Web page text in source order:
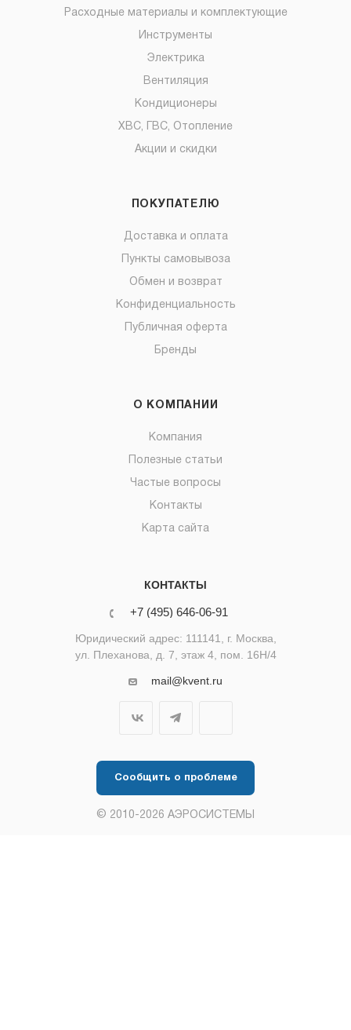
Расходные материалы и комплектующие
Инструменты
Электрика
Вентиляция
Кондиционеры
ХВС, ГВС, Отопление
Акции и скидки
ПОКУПАТЕЛЮ
Доставка и оплата
Пункты самовывоза
Обмен и возврат
Конфиденциальность
Публичная оферта
Бренды
О КОМПАНИИ
Компания
Полезные статьи
Частые вопросы
Контакты
Карта сайта
КОНТАКТЫ
+7 (495) 646-06-91
Юридический адрес: 111141, г. Москва,
ул. Плеханова, д. 7, этаж 4, пом. 16Н/4
mail@kvent.ru
Сообщить о проблеме
© 2010-2026 АЭРОСИСТЕМЫ